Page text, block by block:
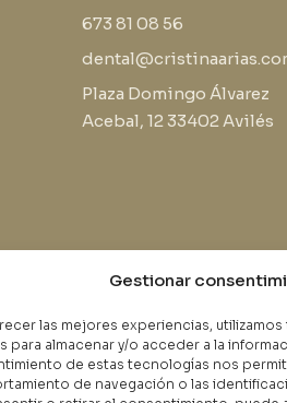
Gestionar
las mejores experiencias,
para almacenar y/o acceder a la
de estas tecnologías nos
de navegación o las
673 81 08 56
Plaza Domingo Álvarez
Acebal, 12 33402 Avilés
Política privacidad
Aviso Legal